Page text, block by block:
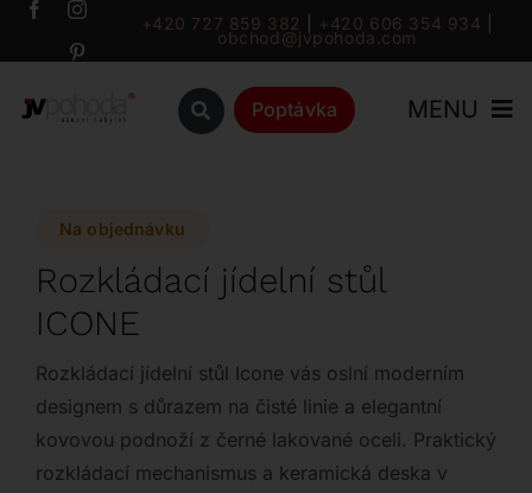
Přeskočit
+420 727 859 382 +420 606 354 934
obchod@jvpohoda.com
Poptávka MENU
Značky
Outlet
Na objednávku
Rozkládací jídelní stůl
ICONE
Rozkládací jídelní stůl Icone vás oslní moderním
designem s důrazem na čisté linie a elegantní
kovovou podnoží z černé lakované oceli. Praktický
rozkládací mechanismus a keramická deska v